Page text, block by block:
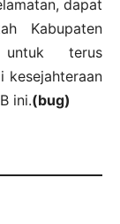
dapat
Kabupaten
untuk terus
kesejahteraan
ini.(bug)